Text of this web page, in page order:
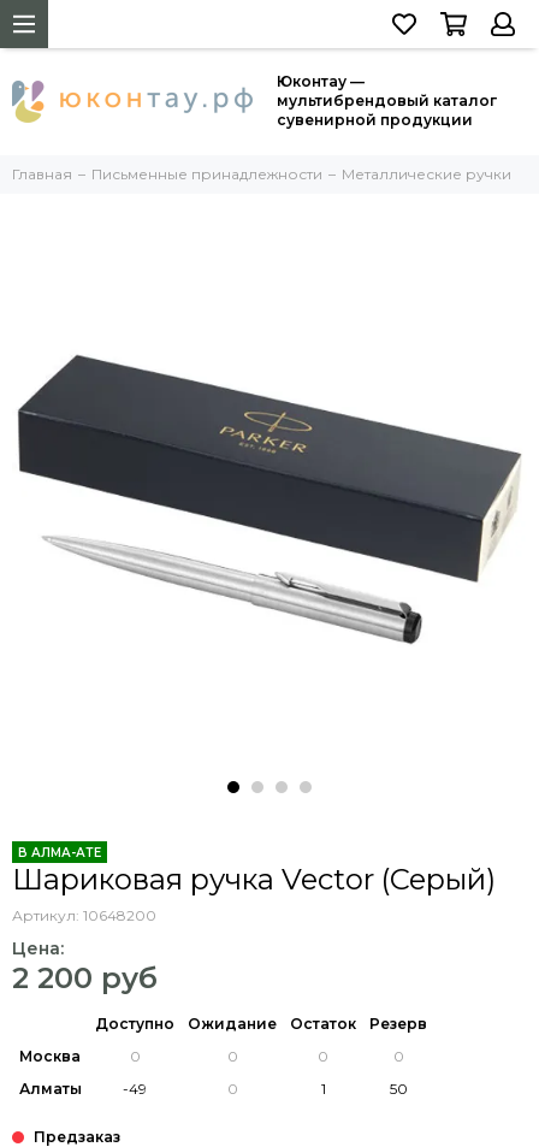
Юконтау —
мультибрендовый каталог
сувенирной продукции
Главная Письменные принадлежности Металлические ручки
В АЛМА-АТЕ
Шариковая ручка Vector (Серый)
Артикул: 10648200
Цена:
2 200 руб
Доступно Ожидание Остаток
Резерв
Москва
Алматы